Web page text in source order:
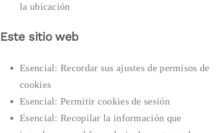
la ubicación
Este sitio web
Esencial: Recordar sus ajustes de permisos de
cookies
Esencial: Permitir cookies de sesión
Esencial: Recopilar la información que